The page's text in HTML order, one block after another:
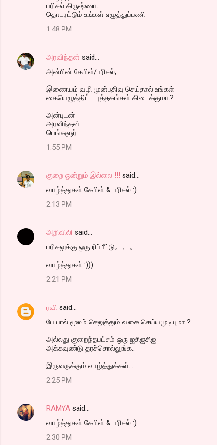
பரிசல் கிருஷ்ணா.
தொடரட்டும் உங்கள் எழுத்துப்பணி
1:48 PM
அரவிந்தன் said…
அன்பின் கேபிள்/பரிசல்,
இணையம் வழி முன்பதிவு செய்தால் உங்கள்
கையெழுத்திட்ட புத்தகங்கள் கிடைக்குமா.?
அன்புடன்
அரவிந்தன்
பெங்களுர்
1:55 PM
குறை ஒன்றும் இல்லை !!! said…
வாழ்த்துகள் கேபிள் & பரிசல் :)
2:13 PM
அறிவிலி said…
பரிசலுக்கு ஒரு ரிப்பீட்டு。。。
வாழ்த்துகள் :)))
2:21 PM
ரவி said…
பே பால் மூலம் செலுத்தும் வகை செய்யமுடியுமா ?
அல்லது குறைந்தபட்சம் ஒரு ஐசிஐசிஐ
அக்கவுண்டு தரச்சொல்லுங்க..
இருவருக்கும் வாழ்த்துக்கள்...
2:25 PM
RAMYA said…
வாழ்த்துகள் கேபிள் & பரிசல் :)
2:30 PM